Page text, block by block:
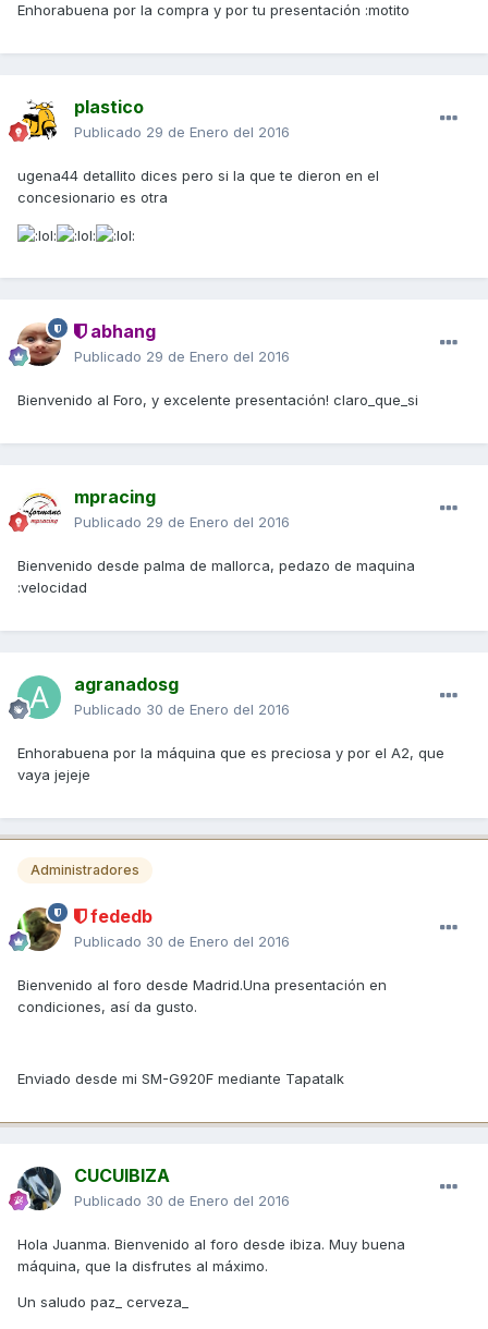
Enhorabuena por la compra y por tu presentación :motito
plastico
Publicado 29 de Enero del 2016
ugena44 detallito dices pero si la que te dieron en el
concesionario es otra
abhang
Publicado 29 de Enero del 2016
Bienvenido al Foro, y excelente presentación! claro_que_si
mpracing
Publicado 29 de Enero del 2016
Bienvenido desde palma de mallorca, pedazo de maquina
:velocidad
agranadosg
Publicado 30 de Enero del 2016
Enhorabuena por la máquina que es preciosa y por el A2, que
vaya jejeje
Administradores
fededb
Publicado 30 de Enero del 2016
Bienvenido al foro desde Madrid.Una presentación en
condiciones, así da gusto.
Enviado desde mi SM-G920F mediante Tapatalk
CUCUIBIZA
Publicado 30 de Enero del 2016
Hola Juanma. Bienvenido al foro desde ibiza. Muy buena
máquina, que la disfrutes al máximo.
Un saludo paz_ cerveza_